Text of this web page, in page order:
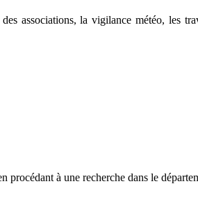
associations, la vigilance météo, les
procédant à une recherche dans le